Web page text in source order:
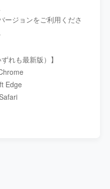
ージョンをご利用くださ
れも最新版）】
Edge